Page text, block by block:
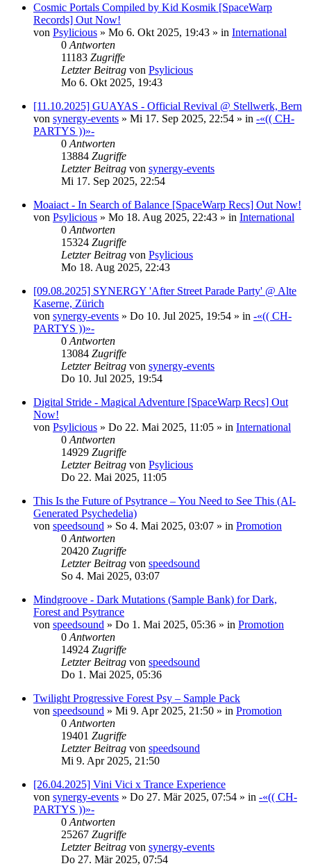
Cosmic Portals Compiled by Kid Kosmik [SpaceWarp
Records] Out Now!
von Psylicious » Mo 6. Okt 2025, 19:43 » in International
0 Antworten
11183 Zugriffe
Letzter Beitrag von Psylicious
Mo 6. Okt 2025, 19:43
[11.10.2025] GUAYAS - Official Revival @ Stellwerk, Bern
von synergy-events » Mi 17. Sep 2025, 22:54 » in -«(( CH-
PARTYS ))»-
0 Antworten
13884 Zugriffe
Letzter Beitrag von synergy-events
Mi 17. Sep 2025, 22:54
Moaiact - In Search of Balance [SpaceWarp Recs] Out Now!
von Psylicious » Mo 18. Aug 2025, 22:43 » in International
0 Antworten
15324 Zugriffe
Letzter Beitrag von Psylicious
Mo 18. Aug 2025, 22:43
[09.08.2025] SYNERGY 'After Street Parade Party' @ Alte
Kaserne, Zürich
von synergy-events » Do 10. Jul 2025, 19:54 » in -«(( CH-
PARTYS ))»-
0 Antworten
13084 Zugriffe
Letzter Beitrag von synergy-events
Do 10. Jul 2025, 19:54
Digital Stride - Magical Adventure [SpaceWarp Recs] Out
Now!
von Psylicious » Do 22. Mai 2025, 11:05 » in International
0 Antworten
14929 Zugriffe
Letzter Beitrag von Psylicious
Do 22. Mai 2025, 11:05
This Is the Future of Psytrance – You Need to See This (AI-
Generated Psychedelia)
von speedsound » So 4. Mai 2025, 03:07 » in Promotion
0 Antworten
20420 Zugriffe
Letzter Beitrag von speedsound
So 4. Mai 2025, 03:07
Mindgroove - Dark Mutations (Sample Bank) for Dark,
Forest and Psytrance
von speedsound » Do 1. Mai 2025, 05:36 » in Promotion
0 Antworten
14924 Zugriffe
Letzter Beitrag von speedsound
Do 1. Mai 2025, 05:36
Twilight Progressive Forest Psy – Sample Pack
von speedsound » Mi 9. Apr 2025, 21:50 » in Promotion
0 Antworten
19401 Zugriffe
Letzter Beitrag von speedsound
Mi 9. Apr 2025, 21:50
[26.04.2025] Vini Vici x Trance Experience
von synergy-events » Do 27. Mär 2025, 07:54 » in -«(( CH-
PARTYS ))»-
0 Antworten
25267 Zugriffe
Letzter Beitrag von synergy-events
Do 27. Mär 2025, 07:54